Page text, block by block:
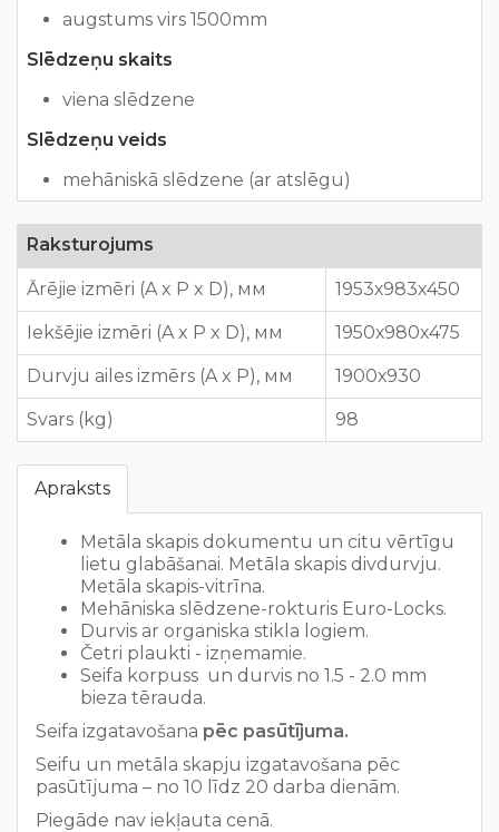
augstums virs 1500mm
Slēdzeņu skaits
viena slēdzene
Slēdzeņu veids
mehāniskā slēdzene (ar atslēgu)
Raksturojums
Ārējie izmēri (A x P x D), мм 1953х983х450
Iekšējie izmēri (A x P x D), мм 1950х980х475
Durvju ailes izmērs (A x P), мм 1900х930
Svars (kg) 98
Apraksts
Metāla skapis dokumentu un citu vērtīgu
lietu glabāšanai. Metāla skapis divdurvju.
Metāla skapis-vitrīna.
Mehāniska slēdzene-rokturis Euro-Locks.
Durvis ar organiska stikla logiem.
Četri plaukti - izņemamie.
Seifa korpuss un durvis no 1.5 - 2.0 mm
bieza tērauda.
Seifa izgatavošana pēc pasūtījuma.
Seifu un metāla skapju izgatavošana pēc
pasūtījuma – no 10 līdz 20 darba dienām.
Piegāde nav iekļauta cenā.